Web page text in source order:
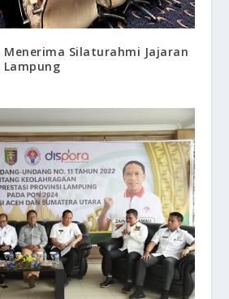
Menerima Silaturahmi Jajaran
Lampung